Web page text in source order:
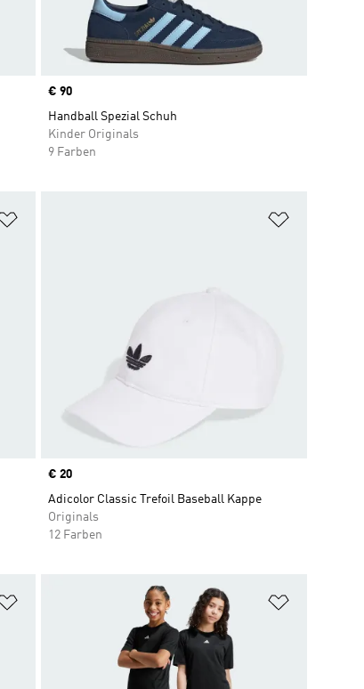
Price
€ 90
Handball Spezial Schuh
Kinder Originals
9 Farben
Price
€ 20
Adicolor Classic Trefoil Baseball Kappe
Originals
12 Farben
Zur Wunschliste hinzufügen